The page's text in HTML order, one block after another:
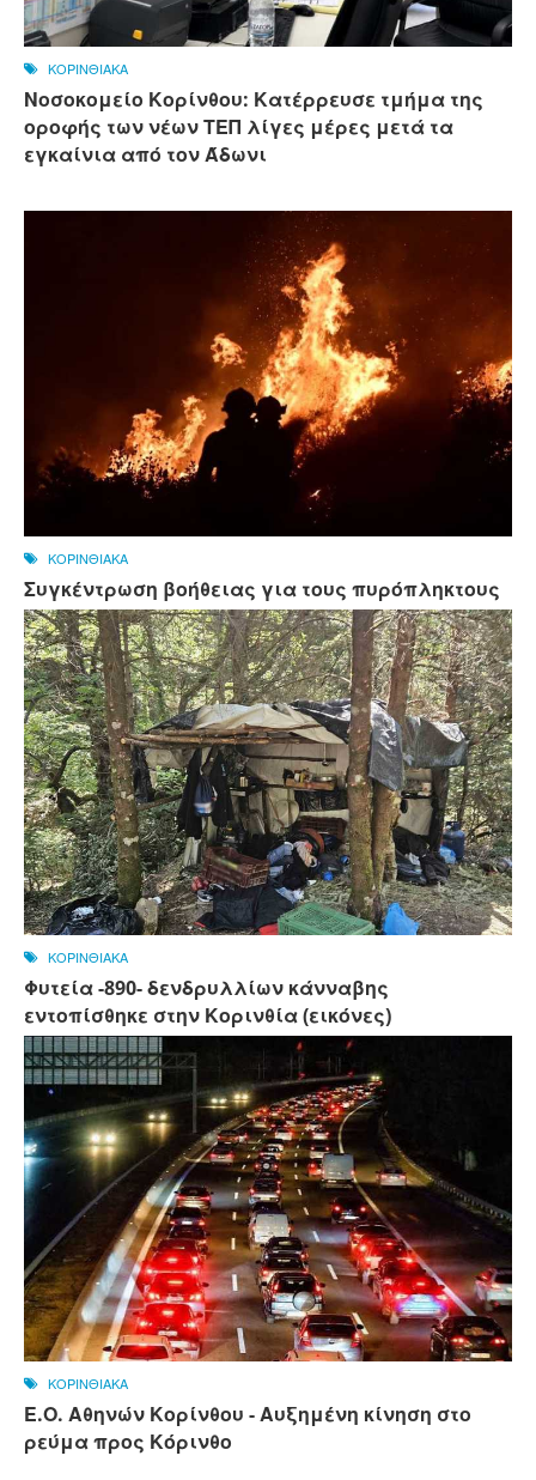
ΚΟΡΙΝΘΙΑΚΑ
Νοσοκομείο Κορίνθου: Κατέρρευσε τμήμα της
οροφής των νέων ΤΕΠ λίγες μέρες μετά τα
εγκαίνια από τον Άδωνι
ΚΟΡΙΝΘΙΑΚΑ
Συγκέντρωση βοήθειας για τους πυρόπληκτους
ΚΟΡΙΝΘΙΑΚΑ
Φυτεία -890- δενδρυλλίων κάνναβης
εντοπίσθηκε στην Κορινθία (εικόνες)
ΚΟΡΙΝΘΙΑΚΑ
Ε.Ο. Αθηνών Κορίνθου - Αυξημένη κίνηση στο
ρεύμα προς Κόρινθο